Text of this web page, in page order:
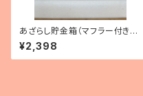
あざらし貯金箱（マフラー付き・
フィンランド製）
¥2,398